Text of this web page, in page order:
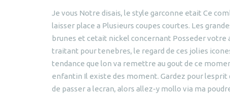
Je vous Notre disais, le style garconne etait Ce
laisser place a Plusieurs coupes courtes. Les
brunes et cetait nickel concernant Posseder
traitant pour tenebres, le regard de ces jolies
tendance que lon va remettre au gout de ce
enfantin Il existe des moment. Gardez pour lesprit
de passer a lecran, alors allez-y mollo via ma